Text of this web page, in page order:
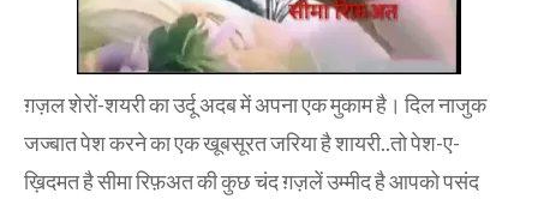
ग़ज़ल शेरों-शयरी का उर्दू अदब में अपना एक मुकाम है। दिल नाजुक
जज्बात पेश करने का एक खूबसूरत जरिया है शायरी..तो पेश-ए-
ख़िदमत है सीमा रिफ़अत की कुछ चंद ग़ज़लें उम्मीद है आपको पसंद